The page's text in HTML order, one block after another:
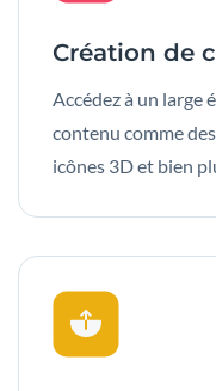
Création de
Accédez à un large
contenu comme
icônes 3D et bien